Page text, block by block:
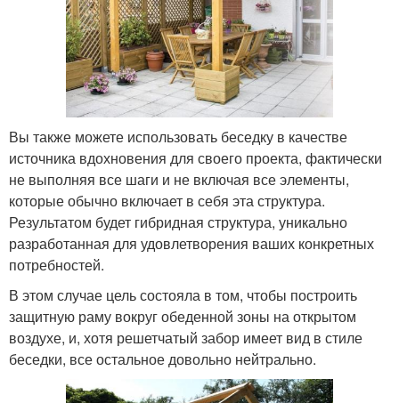
Вы также можете использовать беседку в качестве
источника вдохновения для своего проекта, фактически
не выполняя все шаги и не включая все элементы,
которые обычно включает в себя эта структура.
Результатом будет гибридная структура, уникально
разработанная для удовлетворения ваших конкретных
потребностей.
В этом случае цель состояла в том, чтобы построить
защитную раму вокруг обеденной зоны на открытом
воздухе, и, хотя решетчатый забор имеет вид в стиле
беседки, все остальное довольно нейтрально.